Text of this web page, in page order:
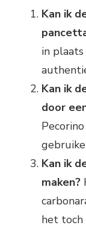
Kan ik
in
Kan ik
door
Kan ik
maken?
het toch